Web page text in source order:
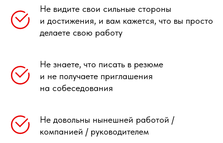
Не видите свои сильные стороны
и достижения, и вам кажется, что вы просто
делаете свою работу
Не знаете, что писать в резюме
и не получаете приглашения
на собеседования
Не довольны нынешней работой /
компанией / руководителем